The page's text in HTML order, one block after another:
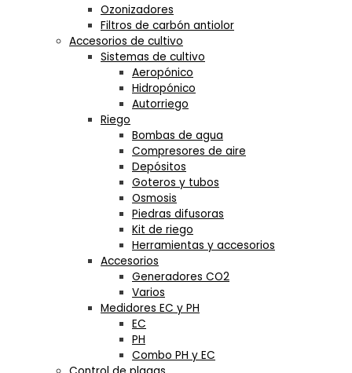
Ozonizadores
Filtros de carbón antiolor
Accesorios de cultivo
Sistemas de cultivo
Aeropónico
Hidropónico
Autorriego
Riego
Bombas de agua
Compresores de aire
Depósitos
Goteros y tubos
Osmosis
Piedras difusoras
Kit de riego
Herramientas y accesorios
Accesorios
Generadores CO2
Varios
Medidores EC y PH
EC
PH
Combo PH y EC